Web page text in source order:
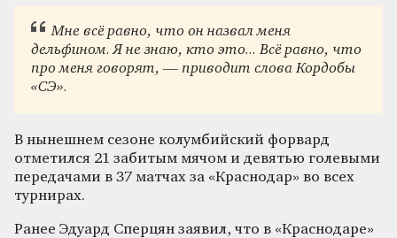
Мне всё равно, что он назвал меня
дельфином. Я не знаю, кто это... Всё равно, что
про меня говорят, — приводит слова Кордобы
«СЭ».
В нынешнем сезоне колумбийский форвард
отметился 21 забитым мячом и девятью голевыми
передачами в 37 матчах за «Краснодар» во всех
турнирах.
Ранее Эдуард Сперцян заявил, что в «Краснодаре»